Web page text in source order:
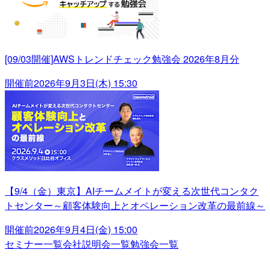
[09/03開催]AWSトレンドチェック勉強会 2026年8月分
開催前2026年9月3日(木) 15:30
【9/4（金）東京】AIチームメイトが変える次世代コンタク
トセンター～顧客体験向上とオペレーション改革の最前線～
開催前2026年9月4日(金) 15:00
セミナー一覧会社説明会一覧勉強会一覧